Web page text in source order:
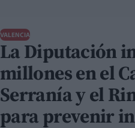
VALENCIA
La Diputación
millones en el
Serranía y el
para prevenir